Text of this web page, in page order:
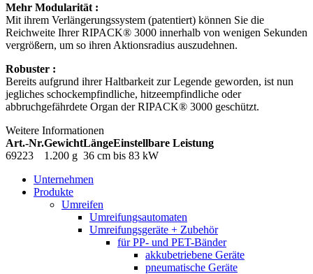
Mehr Modularität :
Mit ihrem Verlängerungssystem (patentiert) können Sie die
Reichweite Ihrer RIPACK® 3000 innerhalb von wenigen Sekunden
vergrößern, um so ihren Aktionsradius auszudehnen.
Robuster :
Bereits aufgrund ihrer Haltbarkeit zur Legende geworden, ist nun
jegliches schockempfindliche, hitzeempfindliche oder
abbruchgefährdete Organ der RIPACK® 3000 geschützt.
Weitere Informationen
Art.-Nr.GewichtLängeEinstellbare Leistung
69223
1.200 g 36 cm bis 83 kW
Unternehmen
Produkte
Umreifen
Umreifungsautomaten
Umreifungsgeräte + Zubehör
für PP- und PET-Bänder
akkubetriebene Geräte
pneumatische Geräte